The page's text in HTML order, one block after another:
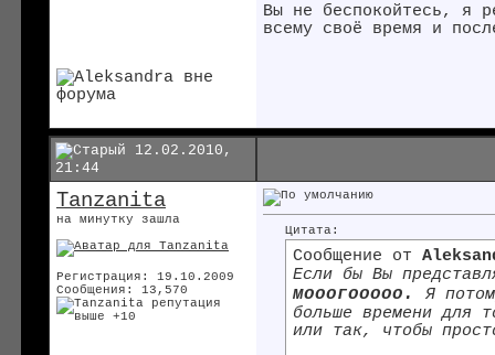
Вы не беспокойтесь, я
всему своё время и
12.02.2010,
21:44
Tanzanita
на минутку зашла
Регистрация: 19.10.2009
Сообщения: 13,570
Цитата:
Сообщение от
Если бы Вы
мооогооооо. Я
больше времени для
или так, чтобы